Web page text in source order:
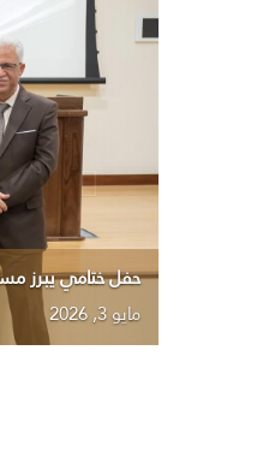
المجلس الاستشاري
التقييم القائم
إبريل 25, 2026